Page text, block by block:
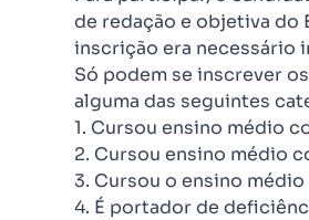
de redação e objetiva do
inscrição era necessário
Só podem se inscrever
alguma das seguintes
1. Cursou ensino médio
2. Cursou ensino médio
3. Cursou o ensino
4. É portador de